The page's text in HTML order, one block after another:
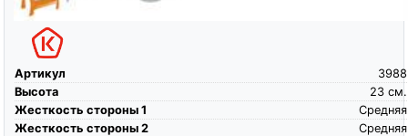
Артикул
3988
Высота
см.
23
Жесткость стороны 1
Средняя
Жесткость стороны 2
Средняя